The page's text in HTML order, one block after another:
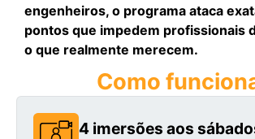
engenheiros, o programa ataca
pontos que impedem profissionais
o que realmente merecem.
Como
4 imersões aos